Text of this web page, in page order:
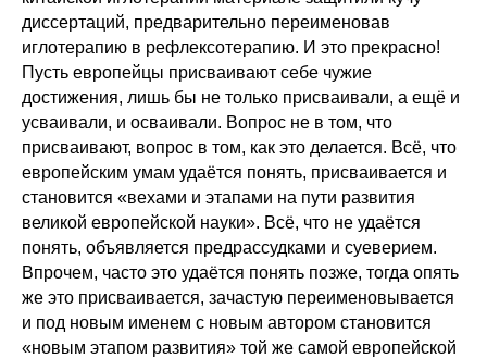
диссертаций, предварительно переименовав
иглотерапию в рефлексотерапию. И это прекрасно!
Пусть европейцы присваивают себе чужие
достижения, лишь бы не только присваивали, а ещё и
усваивали, и осваивали. Вопрос не в том, что
присваивают, вопрос в том, как это делается. Всё, что
европейским умам удаётся понять, присваивается и
становится «вехами и этапами на пути развития
великой европейской науки». Всё, что не удаётся
понять, объявляется предрассудками и суеверием.
Впрочем, часто это удаётся понять позже, тогда опять
же это присваивается, зачастую переименовывается
и под новым именем с новым автором становится
«новым этапом развития» той же самой европейской